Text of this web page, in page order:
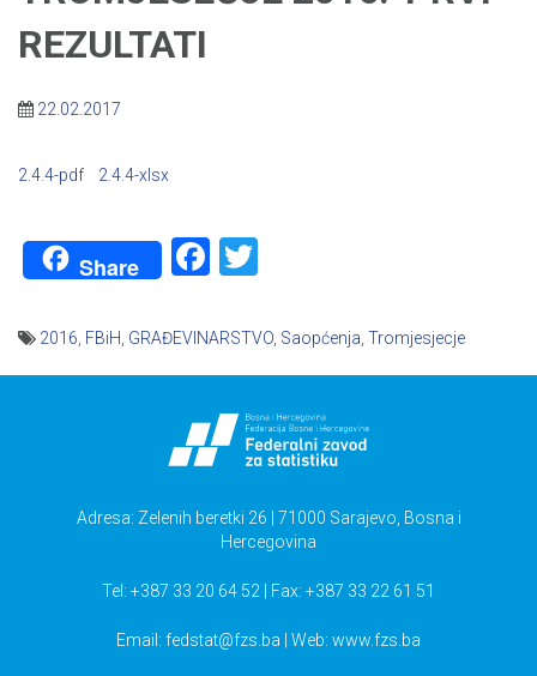
REZULTATI
22.02.2017
2.4.4-pdf 2.4.4-xlsx
Share Facebook
2016 FBiH GRAĐEVINARSTVO Saopćenja Tromjesjecje
Adresa: Zelenih beretki 26 | 71000 Sarajevo, Bosna i
Hercegovina
Tel: +387 33 20 64 52 | Fax: +387 33 22 61 51
Email: fedstat@fzs.ba | Web: www.fzs.ba